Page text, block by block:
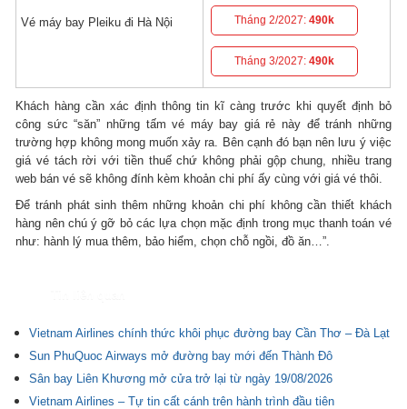
Vé máy bay Pleiku đi Hà Nội Tháng 2/2027:490k
Tháng 3/2027:490k
Khách hàng cần xác định thông tin kĩ càng trước khi quyết định bỏ
công sức “săn” những tấm vé máy bay giá rẻ này để tránh những
trường hợp không mong muốn xảy ra. Bên cạnh đó bạn nên lưu ý việc
giá vé tách rời với tiền thuế chứ không phải gộp chung, nhiều trang
web bán vé sẽ không đính kèm khoản chi phí ấy cùng với giá vé thôi.
Để tránh phát sinh thêm những khoản chi phí không cần thiết khách
hàng nên chú ý gỡ bỏ các lựa chọn mặc định trong mục thanh toán vé
như: hành lý mua thêm, bảo hiểm, chọn chỗ ngồi, đồ ăn…”.
Vietnam Airlines chính thức khôi phục đường bay Cần Thơ – Đà Lạt
Sun PhuQuoc Airways mở đường bay mới đến Thành Đô
Sân bay Liên Khương mở cửa trở lại từ ngày 19/08/2026
Vietnam Airlines – Tự tin cất cánh trên hành trình đầu tiên